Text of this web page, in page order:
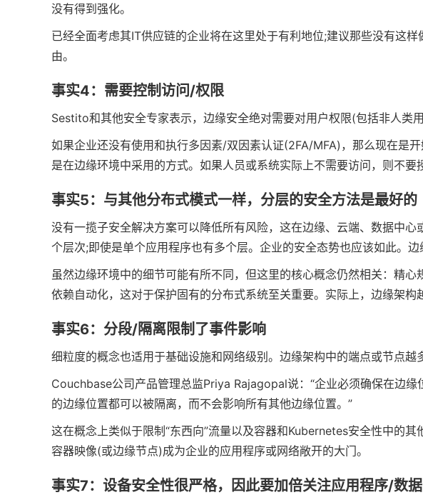
没有得到强化。
已经全面考虑其IT供应链的企业将在这里处于有利地位;建议那些没有这
由。
事实4：需要控制访问/权限
Sestito和其他安全专家表示，边缘安全绝对需要对用户权限(包括非人类
如果企业还没有使用和执行多因素/双因素认证(2FA/MFA)，那么现在是
是在边缘环境中采用的方式。如果人员或系统实际上不需要访问，则不要
事实5：与其他分布式模式一样，分层的安全方法是最好的
没有一揽子安全解决方案可以降低所有风险，这在边缘、云端、数据中
个层次;即使是单个应用程序也有多个层。企业的安全态势也应该如此。边
虽然边缘环境中的细节可能有所不同，但这里的核心概念仍然相关：精
依赖自动化，这对于保护固有的分布式系统至关重要。实际上，边缘架构
事实6：分段/隔离限制了事件影响
细粒度的概念也适用于基础设施和网络级别。边缘架构中的端点或节点越
Couchbase公司产品管理总监Priya Rajagopal说：“企业必须确保在边
的边缘位置都可以被隔离，而不会影响所有其他边缘位置。”
这在概念上类似于限制“东西向”流量以及容器和Kubernetes安全性中的
容器映像(或边缘节点)成为企业的应用程序或网络敞开的大门。
事实7：设备安全性很严格，因此要加倍关注应用程序/数据